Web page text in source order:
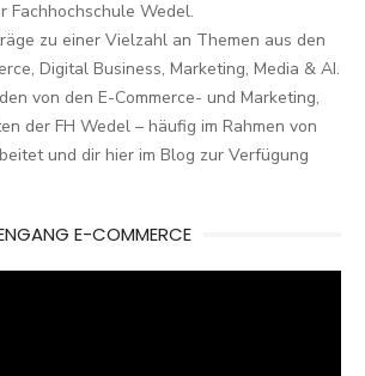
Fachhochschule Wedel.
zu einer Vielzahl an Themen aus den
Digital Business, Marketing, Media & AI.
von den E-Commerce- und Marketing,
der FH Wedel – häufig im Rahmen von
und dir hier im Blog zur Verfügung
E-COMMERCE